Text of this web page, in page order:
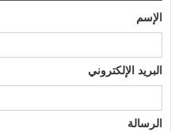
الإسم
البريد الإلكتروني
الرسالة